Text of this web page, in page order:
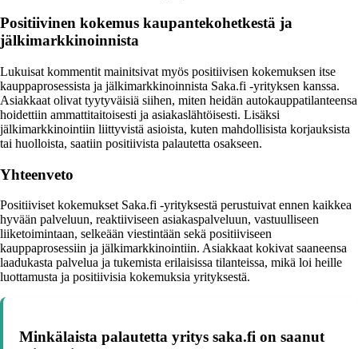
Positiivinen kokemus kaupantekohetkestä ja
jälkimarkkinoinnista
Lukuisat kommentit mainitsivat myös positiivisen kokemuksen itse
kauppaprosessista ja jälkimarkkinoinnista Saka.fi -yrityksen kanssa.
Asiakkaat olivat tyytyväisiä siihen, miten heidän autokauppatilanteensa
hoidettiin ammattitaitoisesti ja asiakaslähtöisesti. Lisäksi
jälkimarkkinointiin liittyvistä asioista, kuten mahdollisista korjauksista
tai huolloista, saatiin positiivista palautetta osakseen.
Yhteenveto
Positiiviset kokemukset Saka.fi -yrityksestä perustuivat ennen kaikkea
hyvään palveluun, reaktiiviseen asiakaspalveluun, vastuulliseen
liiketoimintaan, selkeään viestintään sekä positiiviseen
kauppaprosessiin ja jälkimarkkinointiin. Asiakkaat kokivat saaneensa
laadukasta palvelua ja tukemista erilaisissa tilanteissa, mikä loi heille
luottamusta ja positiivisia kokemuksia yrityksestä.
Minkälaista palautetta yritys saka.fi on saanut